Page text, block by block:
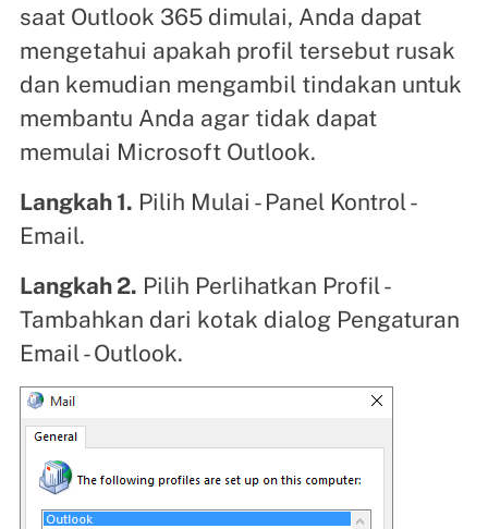
saat Outlook 365 dimulai, Anda dapat
mengetahui apakah profil tersebut rusak
dan kemudian mengambil tindakan untuk
membantu Anda agar tidak dapat
memulai Microsoft Outlook.
Langkah 1. Pilih Mulai - Panel Kontrol -
Email.
Langkah 2. Pilih Perlihatkan Profil -
Tambahkan dari kotak dialog Pengaturan
Email - Outlook.